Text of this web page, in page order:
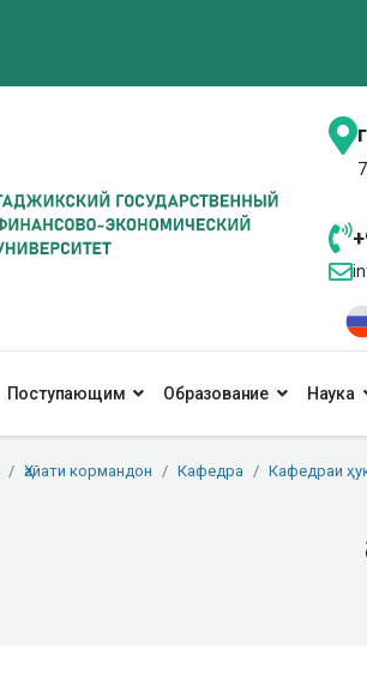
Поступающим Образование Наука
Ҳайати кормандон Кафедра Кафедраи